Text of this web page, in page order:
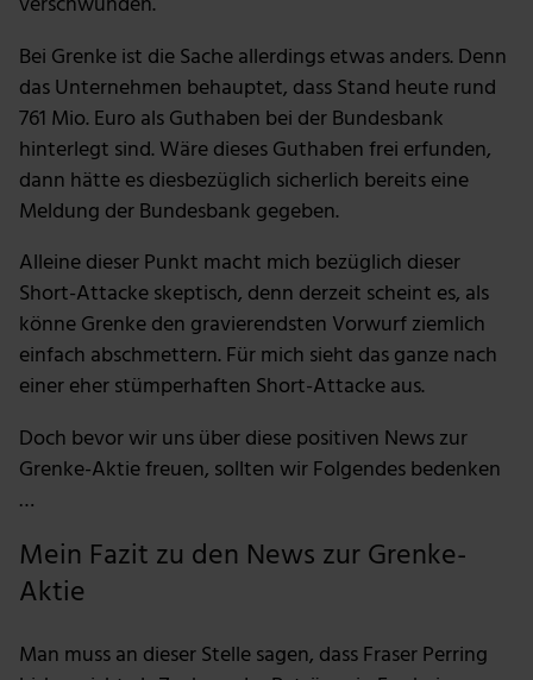
ihnen bereitgestellt hast oder die sie im Rahmen deiner
Nutzung der Dienste gesammelt haben.
Bei Grenke ist die Sache allerdings etwas anders. Denn
das Unternehmen behauptet, dass Stand heute rund
761 Mio. Euro als Guthaben bei der Bundesbank
hinterlegt sind. Wäre dieses Guthaben frei erfunden,
dann hätte es diesbezüglich sicherlich bereits eine
Meldung der Bundesbank gegeben.
Alleine dieser Punkt macht mich bezüglich dieser
Short-Attacke skeptisch, denn derzeit scheint es, als
könne Grenke den gravierendsten Vorwurf ziemlich
einfach abschmettern. Für mich sieht das ganze nach
einer eher stümperhaften Short-Attacke aus.
Doch bevor wir uns über diese positiven News zur
Grenke-Aktie freuen, sollten wir Folgendes bedenken
…
Mein Fazit zu den News zur Grenke-
Aktie
Man muss an dieser Stelle sagen, dass Fraser Perring